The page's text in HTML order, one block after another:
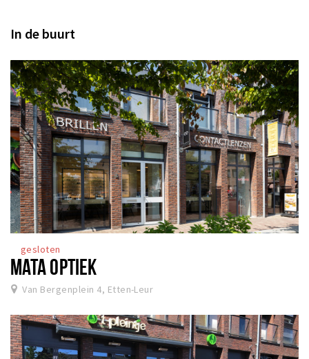
In de buurt
gesloten
MATA OPTIEK
Van Bergenplein 4, Etten-Leur